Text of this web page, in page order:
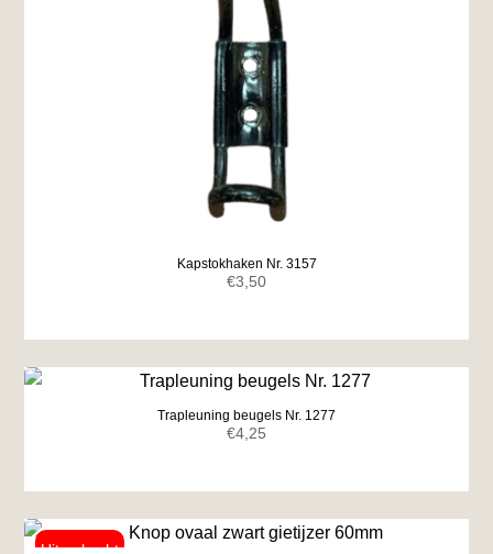
Kapstokhaken Nr. 3157
€3,50
Trapleuning beugels Nr. 1277
€4,25